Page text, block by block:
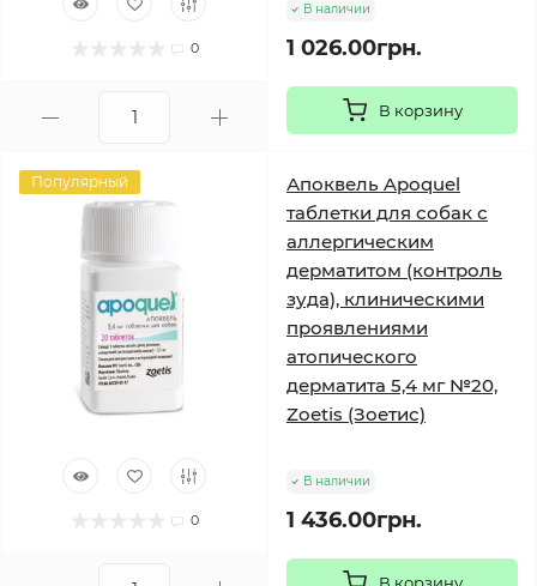
0
В наличии
1 026.00грн.
В корзину
Популярный
0
Апоквель Apoquel
таблетки для собак с
аллергическим
дерматитом (контроль
зуда), клиническими
проявлениями
атопического
дерматита 5,4 мг №20,
Zoetis (Зоетис)
В наличии
1 436.00грн.